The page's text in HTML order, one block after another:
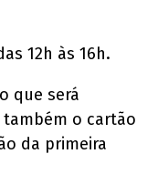
12h às 16h.
que será
o cartão
da primeira